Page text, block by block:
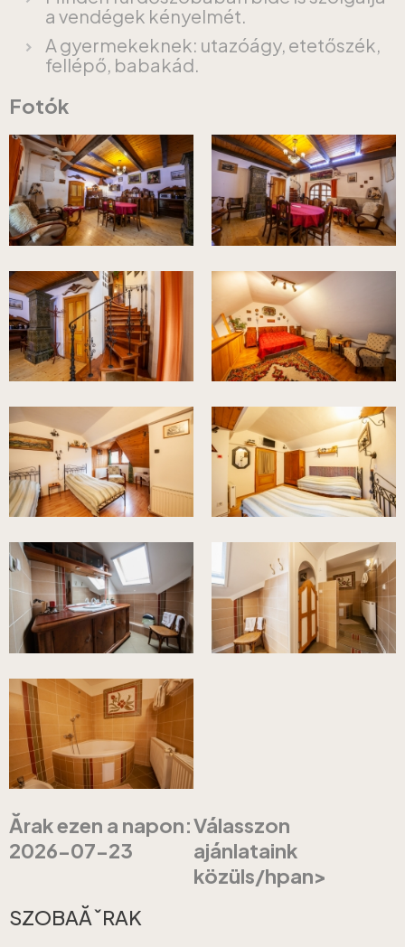
a vendégek kényelmét.
A gyermekeknek: utazóágy, etetőszék,
fellépő, babakád.
Fotók
Ărak ezen a napon:
2026-07-23
Válasszon
ajánlataink
közüls/hpan>
SZOBAĂˇRAK